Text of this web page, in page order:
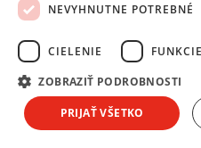
Účty vytvorené na
prenesené do nového systému.
Alebo sa prihlás pomocou svojich
Zadaj e-mailovú adresu:
Zadaj svoje heslo:
Zapamätať prihlásenie
Prihlásiť sa
Nepamätám si svoje heslo
NEVYHNUTNE POTREBNÉ
CIELENIE FUNKCIE
ZOBRAZIŤ PODROBNOSTI
PRIJAŤ VŠETKO